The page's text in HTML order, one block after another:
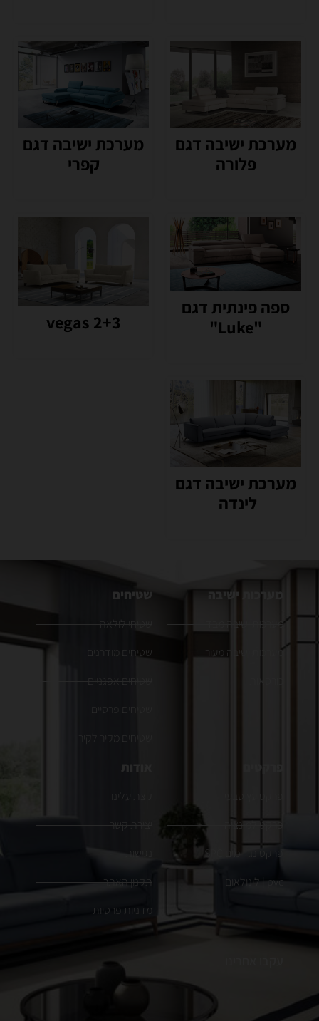
מערכת ישיבה דגם
פלורה
מערכת ישיבה דגם
קפרי
ספה פינתית דגם
"Luke"
vegas 2+3
מערכת ישיבה דגם
לינדה
מערכות ישיבה
מערכות ישיבה מבד
מערכות ישיבה מעור
כורסאות
שטיחים
שטיחי לולאה
שטיחים מודרנים
שטיחים אפגניים
שטיחים פרסיים
שטיחים מקיר לקיר
פרקטים
פרקט עץ טבעי
פרקט למינציה
פרקט נגד מים SPC
pvc | לינולאום
אודות
קצת עלינו
יצירת קשר
נגישות
תקנון האתר
מדניות פרטיות